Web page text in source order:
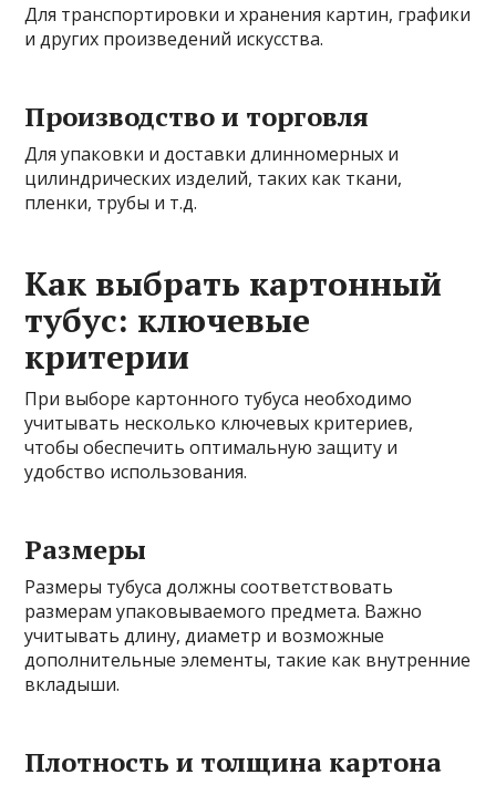
Для транспортировки и хранения картин, графики
и других произведений искусства.
Производство и торговля
Для упаковки и доставки длинномерных и
цилиндрических изделий, таких как ткани,
пленки, трубы и т.д.
Как выбрать картонный
тубус: ключевые
критерии
При выборе картонного тубуса необходимо
учитывать несколько ключевых критериев,
чтобы обеспечить оптимальную защиту и
удобство использования.
Размеры
Размеры тубуса должны соответствовать
размерам упаковываемого предмета. Важно
учитывать длину, диаметр и возможные
дополнительные элементы, такие как внутренние
вкладыши.
Плотность и толщина картона